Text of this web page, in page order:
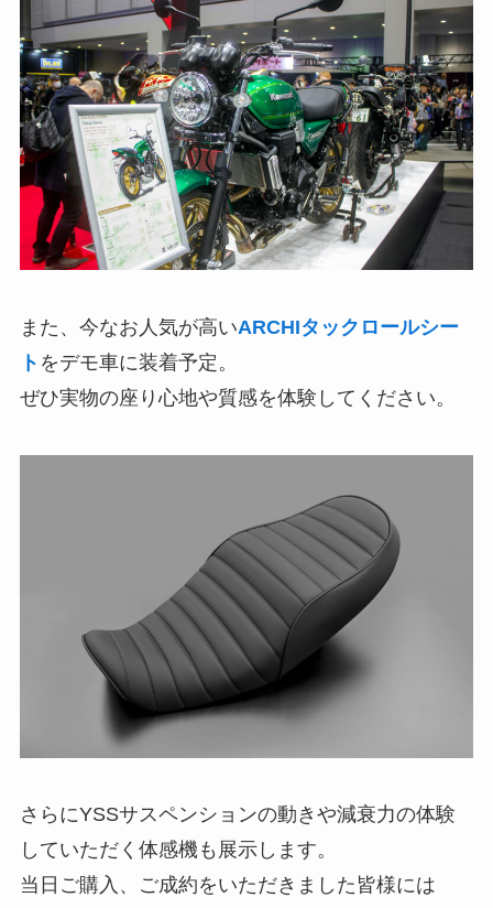
また、今なお人気が高いARCHIタックロールシー
ト をデモ車に装着予定。
ぜひ実物の座り心地や質感を体験してください。
さらにYSSサスペンションの動きや減衰力の体験
していただく体感機も展示します。
当日ご購入、ご成約をいただきました皆様には